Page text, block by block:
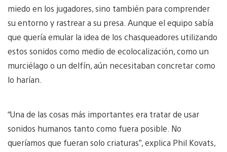
miedo en los jugadores, sino también para comprender
su entorno y rastrear a su presa. Aunque el equipo sabía
que quería emular la idea de los chasqueadores utilizando
estos sonidos como medio de ecolocalización, como un
murciélago o un delfín, aún necesitaban concretar como
lo harían.
“Una de las cosas más importantes era tratar de usar
sonidos humanos tanto como fuera posible. No
queríamos que fueran solo criaturas”, explica Phil Kovats,